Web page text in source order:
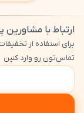
ارتباط با
برای استفاده از
تماس‌تون رو وارد کنین